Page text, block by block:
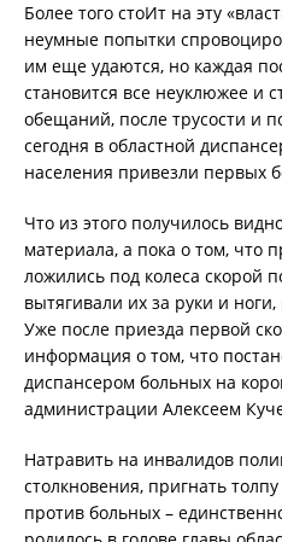
Более того стоИт на эту
неумные попытки
им еще удаются, но каждая
становится все неуклюжее и
обещаний, после трусости и
сегодня в областной
населения привезли первых
Что из этого получилось
материала, а пока о том, что
ложились под колеса скорой
вытягивали их за руки и
Уже после приезда первой
информация о том, что
диспансером больных на
администрации Алексеем
Натравить на инвалидов
столкновения, пригнать
против больных –